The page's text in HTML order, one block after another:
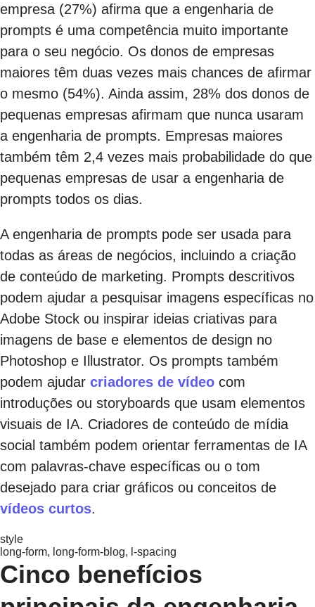
empresa (27%) afirma que a engenharia de
prompts é uma competência muito importante
para o seu negócio. Os donos de empresas
maiores têm duas vezes mais chances de afirmar
o mesmo (54%). Ainda assim, 28% dos donos de
pequenas empresas afirmam que nunca usaram
a engenharia de prompts. Empresas maiores
também têm 2,4 vezes mais probabilidade do que
pequenas empresas de usar a engenharia de
prompts todos os dias.
A engenharia de prompts pode ser usada para
todas as áreas de negócios, incluindo a criação
de conteúdo de marketing. Prompts descritivos
podem ajudar a pesquisar imagens específicas no
Adobe Stock ou inspirar ideias criativas para
imagens de base e elementos de design no
Photoshop e Illustrator. Os prompts também
podem ajudar criadores de vídeo com
introduções ou storyboards que usam elementos
visuais de IA. Criadores de conteúdo de mídia
social também podem orientar ferramentas de IA
com palavras-chave específicas ou o tom
desejado para criar gráficos ou conceitos de
vídeos curtos.
style
long-form, long-form-blog, l-spacing
Cinco benefícios